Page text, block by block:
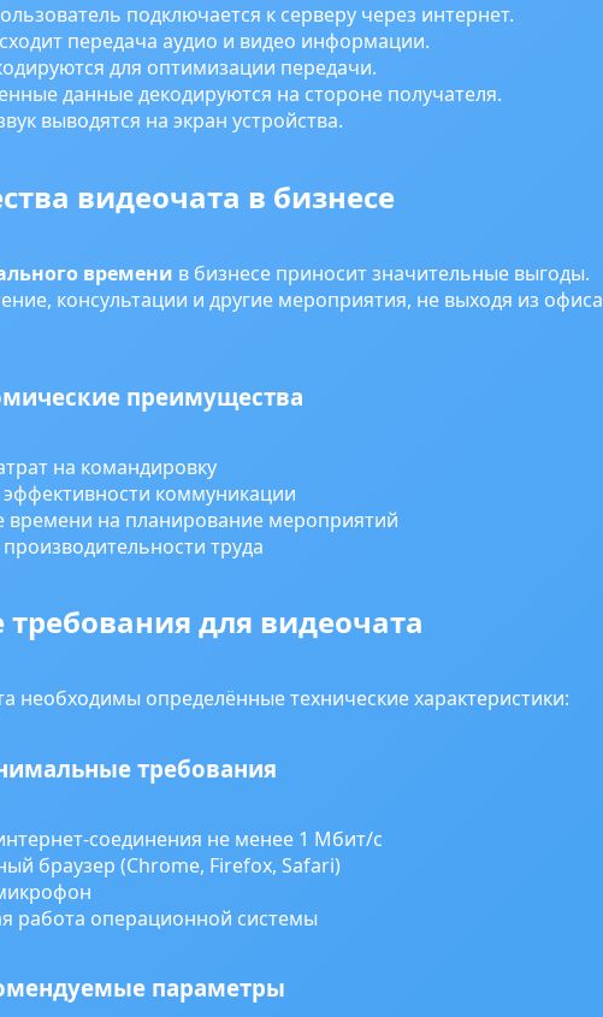
подключается к серверу через интернет.
передача аудио и видео информации.
для оптимизации передачи.
данные декодируются на стороне получателя.
выводятся на экран устройства.
видеочата в бизнесе
времени в бизнесе приносит значительные выгоды.
консультации и другие мероприятия, не выходя из офиса
преимущества
на командировку
коммуникации
времени на планирование мероприятий
труда
требования для видеочата
необходимы определённые технические характеристики:
требования
соединения не менее 1 Мбит/с
браузер (Chrome, Firefox, Safari)
работа операционной системы
параметры